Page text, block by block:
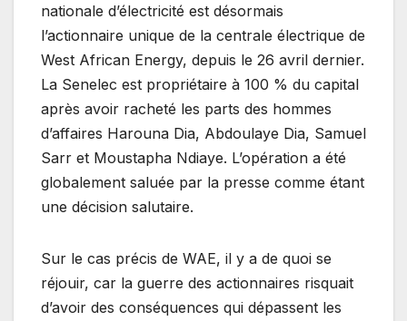
nationale d’électricité est désormais
l’actionnaire unique de la centrale électrique de
West African Energy, depuis le 26 avril dernier.
La Senelec est propriétaire à 100 % du capital
après avoir racheté les parts des hommes
d’affaires Harouna Dia, Abdoulaye Dia, Samuel
Sarr et Moustapha Ndiaye. L’opération a été
globalement saluée par la presse comme étant
une décision salutaire.
Sur le cas précis de WAE, il y a de quoi se
réjouir, car la guerre des actionnaires risquait
d’avoir des conséquences qui dépassent les